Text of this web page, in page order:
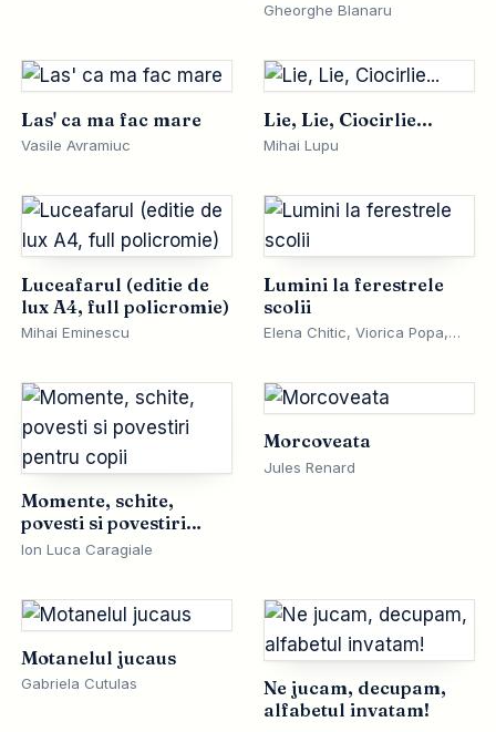
Gheorghe Blanaru
Las' ca ma fac mare
Vasile Avramiuc
Lie, Lie, Ciocirlie...
Mihai Lupu
Luceafarul (editie de
lux A4, full policromie)
Mihai Eminescu
Lumini la ferestrele
scolii
Elena Chitic, Viorica Popa,
Momente, schite,
povesti si povestiri
pentru copii
Ion Luca Caragiale
Morcoveata
Jules Renard
Motanelul jucaus
Gabriela Cutulas
Ne jucam, decupam,
alfabetul invatam!